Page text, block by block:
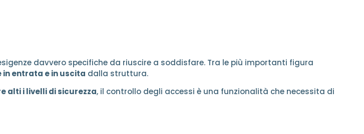
davvero specifiche da riuscire a soddisfare. Tra le più importanti figura
entrata e in uscita dalla struttura.
alti i livelli di sicurezza, il controllo degli accessi è una funzionalità che necessita di